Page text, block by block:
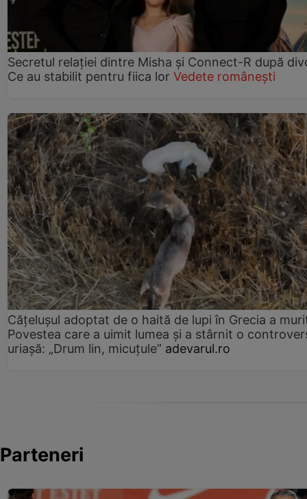
Secretul relației dintre Misha și Connect-R după
Ce au stabilit pentru fiica lor Vedete românești
Cățelușul adoptat de o haită de lupi în Grecia a
Povestea care a uimit lumea și a stârnit o
uriașă: „Drum lin, micuțule” adevarul.ro
Parteneri